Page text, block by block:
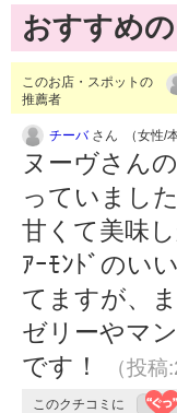
おすすめ
このお店・スポットの
推薦者
チーバさん （女性/
ヌーヴさん
っていまし
甘くて美味
ｱｰﾓﾝﾄﾞのい
てますが、
ゼリーやマ
です！
（投
このクチコミに